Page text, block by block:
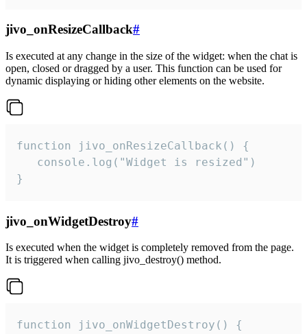
jivo_onResizeCallback#
Is executed at any change in the size of the widget: when the chat is
open, closed or dragged by a user. This function can be used for
dynamic displaying or hiding other elements on the website.
function jivo_onResizeCallback() {
   console.log("Widget is resized")
}
jivo_onWidgetDestroy#
Is executed when the widget is completely removed from the page.
It is triggered when calling jivo_destroy() method.
function jivo_onWidgetDestroy() {